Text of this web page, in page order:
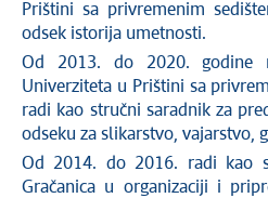
Prištini sa privremenim
odsek istorija umetnosti.
Od 2013. do 2020. godine
Univerziteta u Prištini sa
radi kao stručni saradnik za
odseku za slikarstvo, vajarstvo,
Od 2014. do 2016. radi kao
Gračanica u organizaciji i